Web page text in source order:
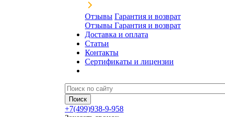
Отзывы Гарантия и возврат
Отзывы Гарантия и возврат
Доставка и оплата
Статьи
Контакты
Сертификаты и лицензии
+7(499)938-9-958